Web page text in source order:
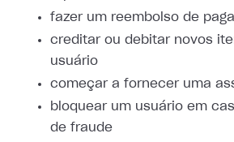
fazer um reembolso de
creditar ou debitar novos
usuário
começar a fornecer uma
bloquear um usuário em
de fraude